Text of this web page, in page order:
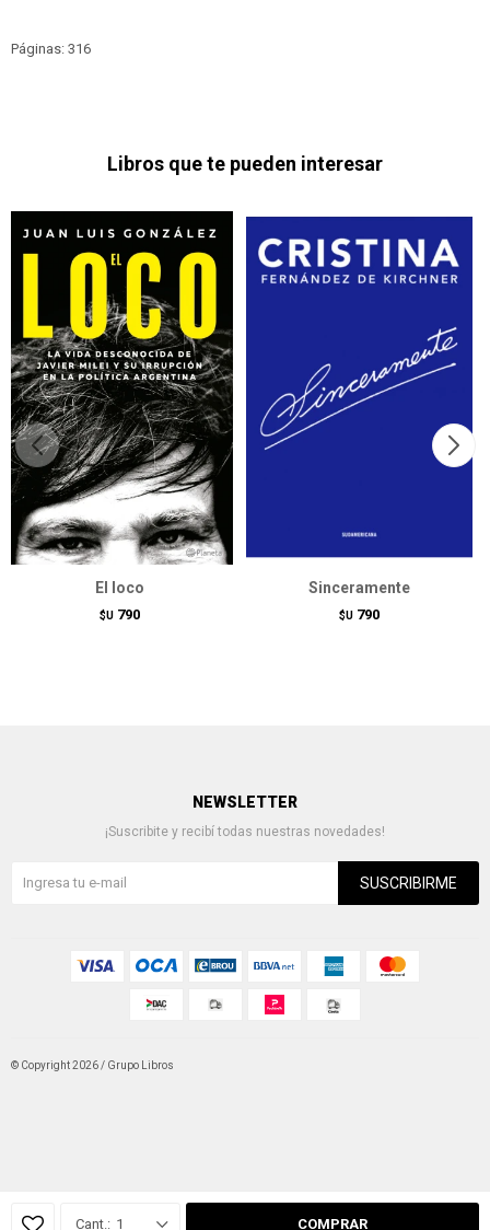
1 COMPRAR
Páginas: 316
Libros que te pueden interesar
El loco
$U 790
Sinceramente
$U 790
NEWSLETTER
¡Suscribite y recibí todas nuestras novedades!
SUSCRIBIRME
© Copyright 2026 / Grupo Libros